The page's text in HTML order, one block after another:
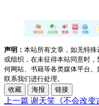
声明： 本站所有文章，如无特
或组织，在未征得本站同意时
何网站、书籍等各类媒体平台
联系我们进行处理。
收藏
海报 链接
上一篇 谢天笑《不会改变